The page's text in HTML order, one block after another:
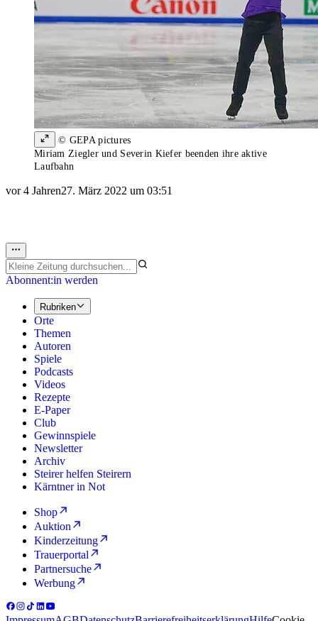
© GEPA pictures
Miriam Ziegler und Severin Kiefer beenden ihre aktive
Laufbahn
vor 4 Jahren27. März 2022 um 03:51
Abonnent:in werden
Rubriken
Orte
Themen
Autoren
Spiele
Podcasts
Videos
Rezepte
E-Paper
Club
Gewinnspiele
Newsletter
Archiv
Steirer helfen Steirern
Kärntner in Not
Shop
Auktion
Kinderzeitung
Trauerportal
Partnersuche
Werbung